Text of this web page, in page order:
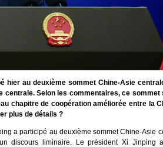
hier au deuxième sommet Chine-Asie
centrale. Selon les commentaires, ce sommet
chapitre de coopération améliorée entre la
plus de détails ?
a participé au deuxième sommet Chine-Asie
discours liminaire. Le président Xi Jinping